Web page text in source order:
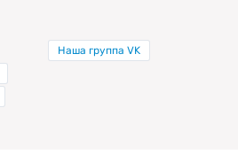
Наша группа VK